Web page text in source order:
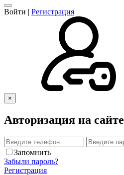
Войти | Регистрация
×
Авторизация на сайте
Запомнить
Забыли пароль?
Регистрация